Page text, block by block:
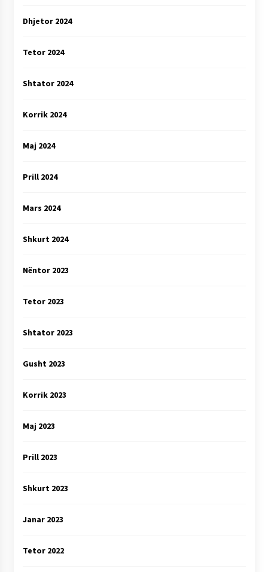
Dhjetor 2024
Tetor 2024
Shtator 2024
Korrik 2024
Maj 2024
Prill 2024
Mars 2024
Shkurt 2024
Nëntor 2023
Tetor 2023
Shtator 2023
Gusht 2023
Korrik 2023
Maj 2023
Prill 2023
Shkurt 2023
Janar 2023
Tetor 2022